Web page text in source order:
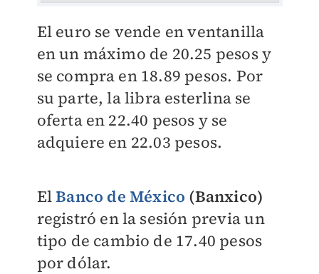
El euro se vende en ventanilla
en un máximo de 20.25 pesos y
se compra en 18.89 pesos. Por
su parte, la libra esterlina se
oferta en 22.40 pesos y se
adquiere en 22.03 pesos.
ElBanco de México (Banxico)
registró en la sesión previa un
tipo de cambio de 17.40 pesos
por dólar.